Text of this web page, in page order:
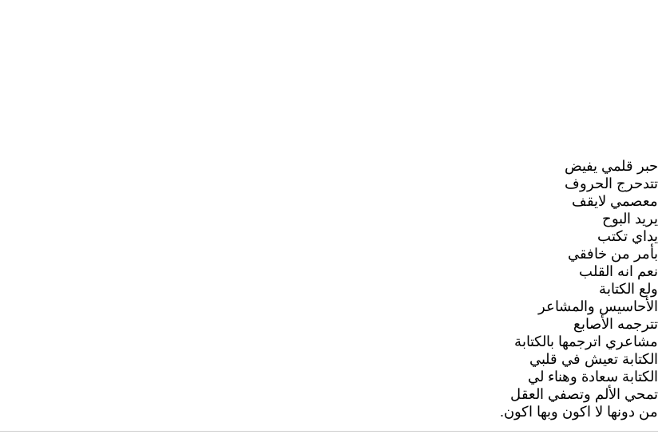
حبر قلمي يفيض
تتدحرج الحروف
معصمي لايقف
يريد البوح
يداي تكتب
بأمر من خافقي
نعم انه القلب
ولع الكتابة
الأحاسيس والمشاعر
تترجمه الأصابع
مشاعري اترجمها بالكتابة
الكتابة تعيش في قلبي
الكتابة سعادة وهناء لي
تمحي الألم وتصفي العقل
من دونها لا اكون وبها اكون.